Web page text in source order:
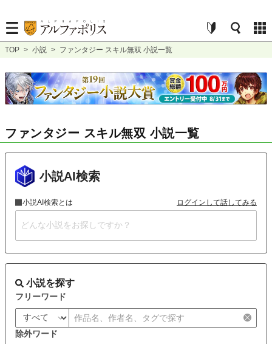
TOP > 小説 > ファンタジー スキル無双 小説一覧
ファンタジー スキル無双 小説一覧
小説AI検索
小説AI検索とは ログインして話してみる
小説を探す
フリーワード
除外ワード